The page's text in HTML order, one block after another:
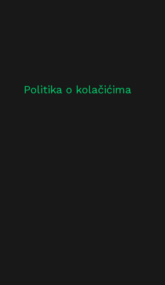
Politika o kolačićima